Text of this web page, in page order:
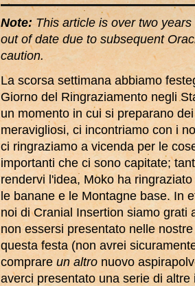
Note:This article is over two
out of date due to subsequent
caution.
La scorsa settimana abbiamo
Giorno del Ringraziamento negli
un momento in cui si preparano
meravigliosi, ci incontriamo con i
ci ringraziamo a vicenda per le
importanti che ci sono capitate;
rendervi l'idea, Moko ha
le banane e le Montagne base. In
noi di Cranial Insertion siamo grati
non essersi presentato nelle
questa festa (non avrei
comprare un altro nuovo
averci presentato una serie di altre